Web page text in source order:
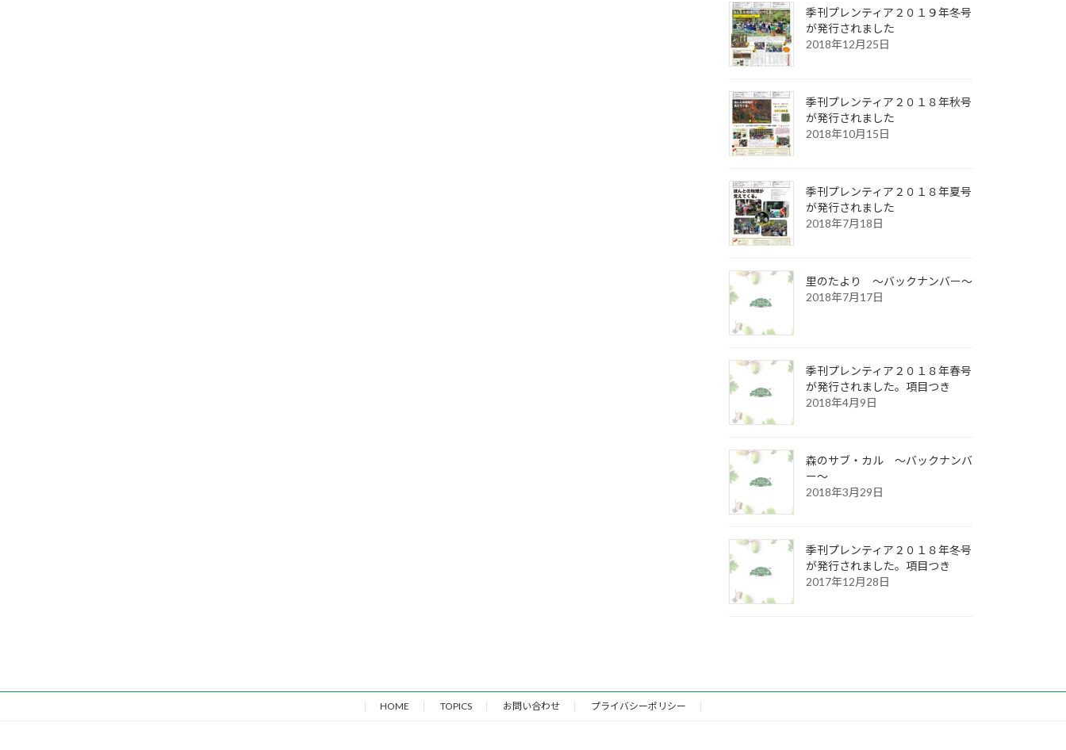
季刊プレンティア２０１９年冬号
が発行されました
2018年12月25日
季刊プレンティア２０１８年秋号
が発行されました
2018年10月15日
季刊プレンティア２０１８年夏号
が発行されました
2018年7月18日
里のたより ～バックナンバー～
2018年7月17日
季刊プレンティア２０１８年春号
が発行されました。項目つき
2018年4月9日
森のサブ・カル ～バックナンバ
ー～
2018年3月29日
季刊プレンティア２０１８年冬号
が発行されました。項目つき
2017年12月28日
HOME TOPICS お問い合わせ プライバシーポリシー